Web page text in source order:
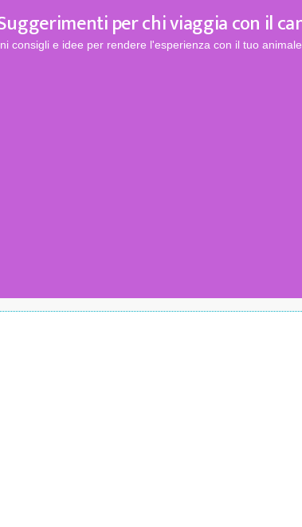
per chi viaggia con il
consigli e idee per rendere l'esperienza con il tuo